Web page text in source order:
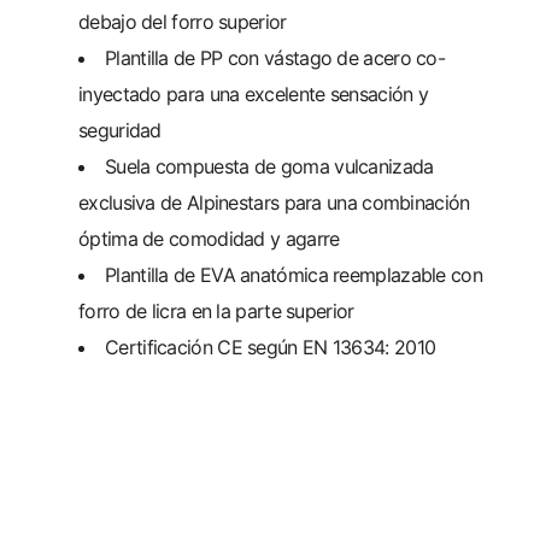
debajo del forro superior
Plantilla de PP con vástago de acero co-
inyectado para una excelente sensación y
seguridad
Suela compuesta de goma vulcanizada
exclusiva de Alpinestars para una combinación
óptima de comodidad y agarre
Plantilla de EVA anatómica reemplazable con
forro de licra en la parte superior
Certificación CE según EN 13634: 2010